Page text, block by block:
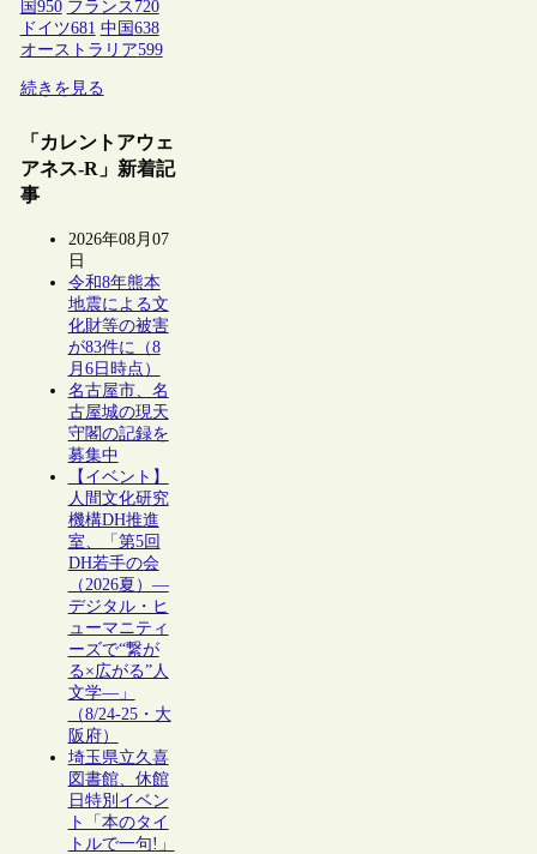
国 950 フランス 720
ドイツ681 中国 638
オーストラリア599
続きを見る
「カレントアウェ
アネス-R」新着記
事
2026年08月07
日
令和8年熊本
地震による文
化財等の被害
が83件に（8
月6日時点）
名古屋市、名
古屋城の現天
守閣の記録を
募集中
【イベント】
人間文化研究
機構DH推進
室、「第5回
DH若手の会
（2026夏）―
デジタル・ヒ
ューマニティ
ーズで“繋が
る×広がる”人
文学―」
（8/24-25・大
阪府）
埼玉県立久喜
図書館、休館
日特別イベン
ト「本のタイ
トルで一句!」